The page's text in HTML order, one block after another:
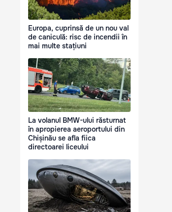
Europa, cuprinsă de un nou val
de caniculă: risc de incendii în
mai multe stațiuni
La volanul BMW-ului răsturnat
în apropierea aeroportului din
Chișinău se afla fiica
directoarei liceului